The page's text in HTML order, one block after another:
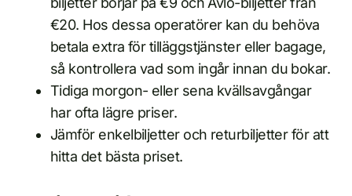
€20. Hos dessa operatörer kan du behöva
betala extra för tilläggstjänster eller bagage,
så kontrollera vad som ingår innan du bokar.
Tidiga morgon- eller sena kvällsavgångar
har ofta lägre priser.
Jämför enkelbiljetter och returbiljetter för att
hitta det bästa priset.